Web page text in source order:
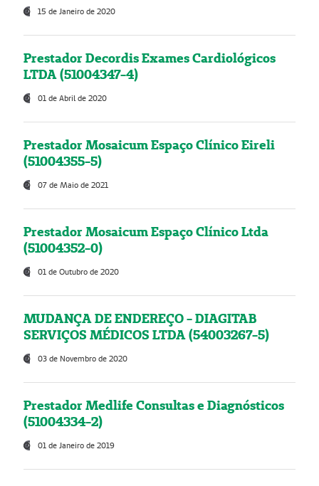
15 de Janeiro de 2020
Prestador Decordis Exames Cardiológicos
LTDA (51004347-4)
01 de Abril de 2020
Prestador Mosaicum Espaço Clínico Eireli
(51004355-5)
07 de Maio de 2021
Prestador Mosaicum Espaço Clínico Ltda
(51004352-0)
01 de Outubro de 2020
MUDANÇA DE ENDEREÇO - DIAGITAB
SERVIÇOS MÉDICOS LTDA (54003267-5)
03 de Novembro de 2020
Prestador Medlife Consultas e Diagnósticos
(51004334-2)
01 de Janeiro de 2019